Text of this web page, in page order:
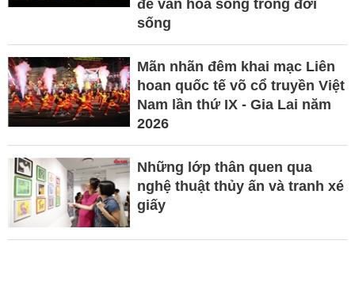
để văn hóa sống trong đời
sống
Mãn nhãn đêm khai mạc Liên
hoan quốc tế võ cổ truyền Việt
Nam lần thứ IX - Gia Lai năm
2026
Những lớp thân quen qua
nghệ thuật thủy ấn và tranh xé
giấy